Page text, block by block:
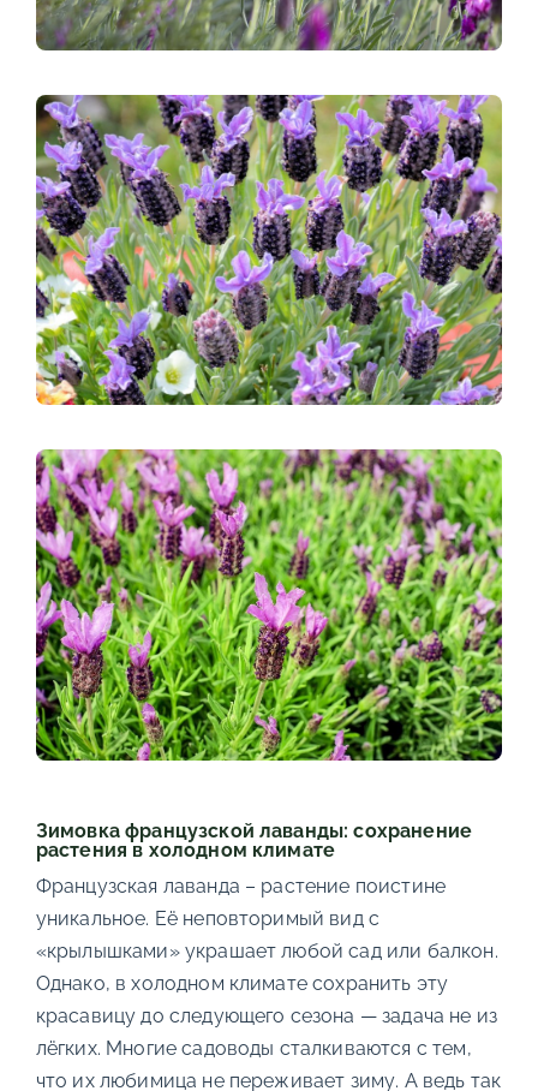
Зимовка французской лаванды: сохранение
растения в холодном климате
Французская лаванда – растение поистине
уникальное. Её неповторимый вид с
«крылышками» украшает любой сад или балкон.
Однако, в холодном климате сохранить эту
красавицу до следующего сезона — задача не из
лёгких. Многие садоводы сталкиваются с тем,
что их любимица не переживает зиму. А ведь так